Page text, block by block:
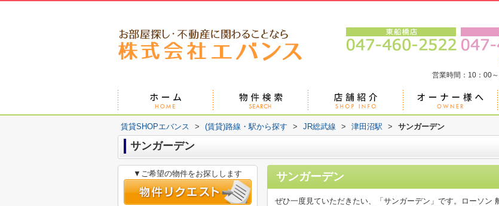
営業時間：10：00
賃貸SHOPエバンス > (賃貸)路線・駅から探す > JR総武線 > 津田沼駅 > サンガーデン
サンガーデン
サンガーデン
ぜひ一度見ていただきたい、「サンガーデン」です。ローソン
▼ご希望の物件をお探しします